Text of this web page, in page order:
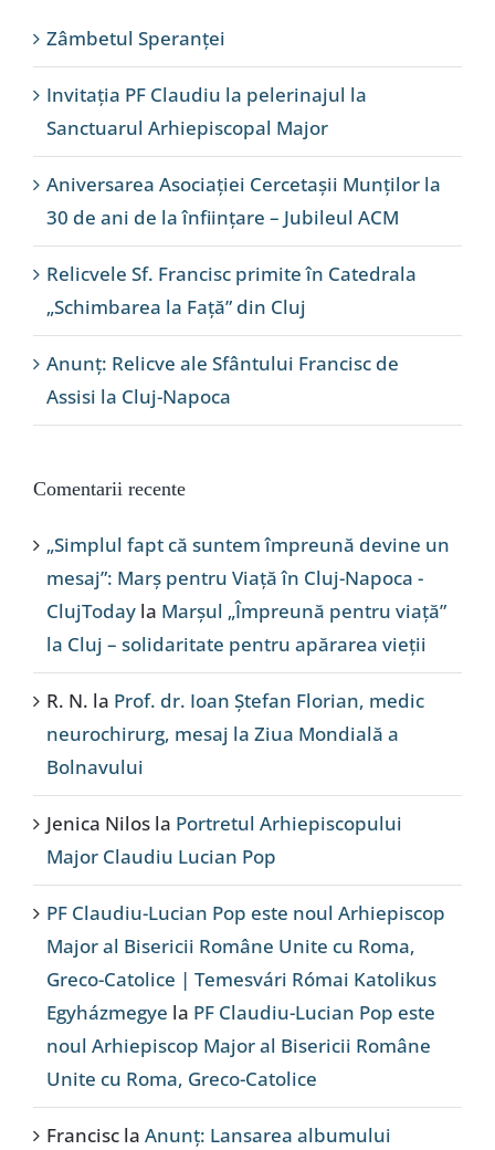
Zâmbetul Speranței
Invitația PF Claudiu la pelerinajul la
Sanctuarul Arhiepiscopal Major
Aniversarea Asociației Cercetașii Munților la
30 de ani de la înființare – Jubileul ACM
Relicvele Sf. Francisc primite în Catedrala
„Schimbarea la Față” din Cluj
Anunț: Relicve ale Sfântului Francisc de
Assisi la Cluj-Napoca
Comentarii recente
„Simplul fapt că suntem împreună devine un
mesaj”: Marș pentru Viață în Cluj-Napoca -
ClujToday la Marșul „Împreună pentru viață”
la Cluj – solidaritate pentru apărarea vieții
R. N. la Prof. dr. Ioan Ștefan Florian, medic
neurochirurg, mesaj la Ziua Mondială a
Bolnavului
Jenica Nilos la Portretul Arhiepiscopului
Major Claudiu Lucian Pop
PF Claudiu-Lucian Pop este noul Arhiepiscop
Major al Bisericii Române Unite cu Roma,
Greco-Catolice | Temesvári Római Katolikus
Egyházmegye la PF Claudiu-Lucian Pop este
noul Arhiepiscop Major al Bisericii Române
Unite cu Roma, Greco-Catolice
Francisc la Anunț: Lansarea albumului